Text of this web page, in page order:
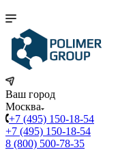
Ваш город
Москва
+7 (495) 150-18-54
+7 (495) 150-18-54
8 (800) 500-78-35